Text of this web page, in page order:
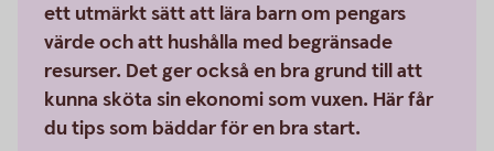
ett utmärkt sätt att lära barn om pengars
värde och att hushålla med begränsade
resurser. Det ger också en bra grund till att
kunna sköta sin ekonomi som vuxen. Här får
du tips som bäddar för en bra start.